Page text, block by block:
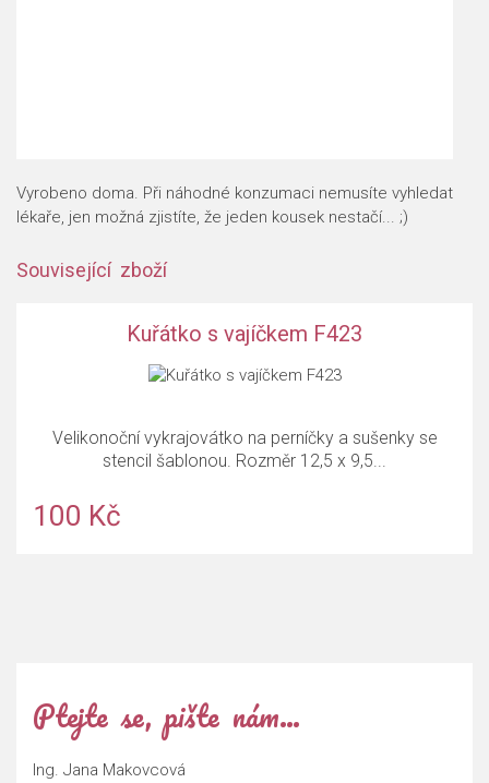
Vyrobeno doma. Při náhodné konzumaci nemusíte vyhledat
lékaře, jen možná zjistíte, že jeden kousek nestačí... ;)
Související zboží
Kuřátko s vajíčkem F423
Velikonoční vykrajovátko na perníčky a sušenky se
stencil šablonou. Rozměr 12,5 x 9,5...
100 Kč
Ptejte se, pište nám…
Ing. Jana Makovcová